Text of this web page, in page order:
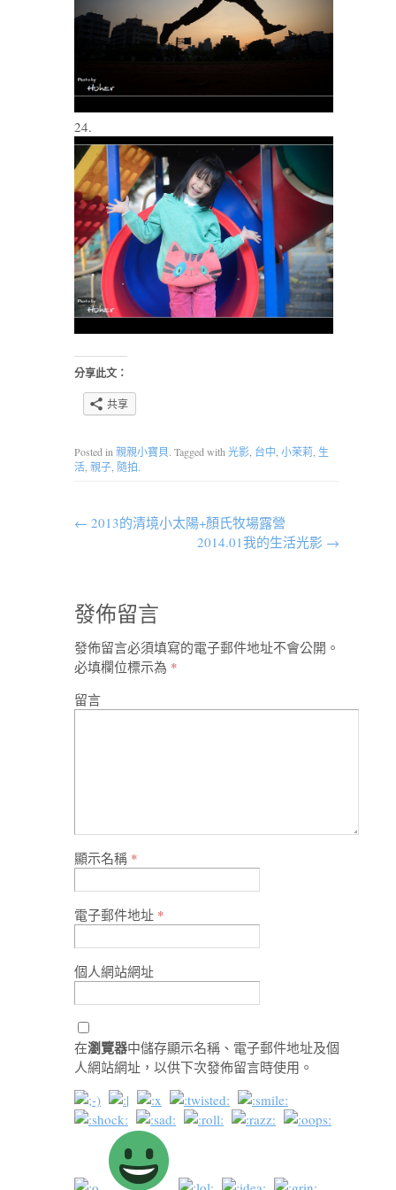
24.
分享此文：
共享
Posted in 親親小寶貝. Tagged with 光影 台中 小茉莉 生
活 親子 隨拍.
← 2013的清境小太陽+顏氏牧場露營
2014.01我的生活光影 →
發佈留言
發佈留言必須填寫的電子郵件地址不會公開。
必填欄位標示為 *
留言
顯示名稱 *
電子郵件地址 *
個人網站網址
在瀏覽器中儲存顯示名稱、電子郵件地址及個
人網站網址，以供下次發佈留言時使用。